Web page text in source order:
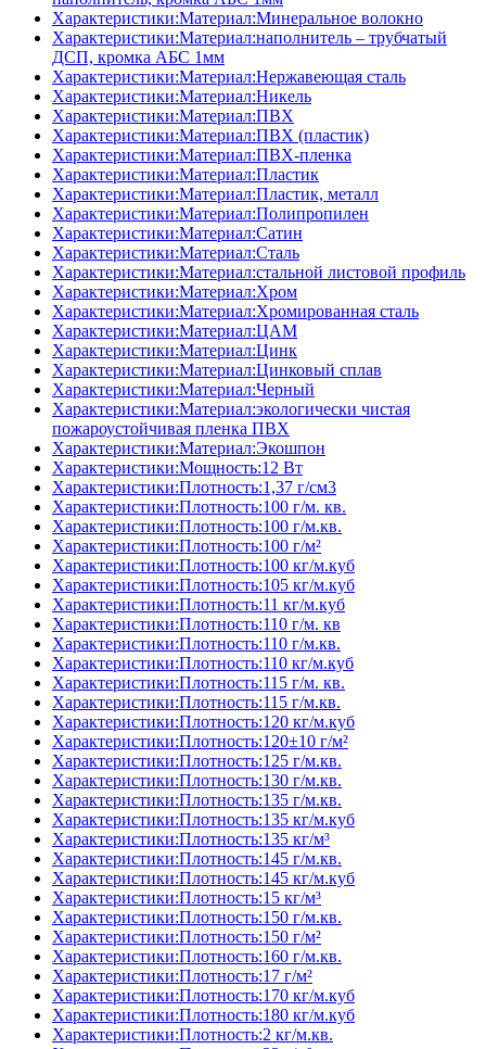
Характеристики:Материал:Минеральное волокно
Характеристики:Материал:наполнитель – трубчатый
ДСП, кромка AБC 1мм
Характеристики:Материал:Нержавеющая сталь
Характеристики:Материал:Никель
Характеристики:Материал:ПВХ
Характеристики:Материал:ПВХ (пластик)
Характеристики:Материал:ПВХ-пленка
Характеристики:Материал:Пластик
Характеристики:Материал:Пластик, металл
Характеристики:Материал:Полипропилен
Характеристики:Материал:Сатин
Характеристики:Материал:Сталь
Характеристики:Материал:стальной листовой профиль
Характеристики:Материал:Хром
Характеристики:Материал:Хромированная сталь
Характеристики:Материал:ЦАМ
Характеристики:Материал:Цинк
Характеристики:Материал:Цинковый сплав
Характеристики:Материал:Черный
Характеристики:Материал:экологически чистая
пожароустойчивая пленка ПВХ
Характеристики:Материал:Экошпон
Характеристики:Мощность:12 Вт
Характеристики:Плотность:1,37 г/см3
Характеристики:Плотность:100 г/м. кв.
Характеристики:Плотность:100 г/м.кв.
Характеристики:Плотность:100 г/м²
Характеристики:Плотность:100 кг/м.куб
Характеристики:Плотность:105 кг/м.куб
Характеристики:Плотность:11 кг/м.куб
Характеристики:Плотность:110 г/м. кв
Характеристики:Плотность:110 г/м.кв.
Характеристики:Плотность:110 кг/м.куб
Характеристики:Плотность:115 г/м. кв.
Характеристики:Плотность:115 г/м.кв.
Характеристики:Плотность:120 кг/м.куб
Характеристики:Плотность:120±10 г/м²
Характеристики:Плотность:125 г/м.кв.
Характеристики:Плотность:130 г/м.кв.
Характеристики:Плотность:135 г/м.кв.
Характеристики:Плотность:135 кг/м.куб
Характеристики:Плотность:135 кг/м³
Характеристики:Плотность:145 г/м.кв.
Характеристики:Плотность:145 кг/м.куб
Характеристики:Плотность:15 кг/м³
Характеристики:Плотность:150 г/м.кв.
Характеристики:Плотность:150 г/м²
Характеристики:Плотность:160 г/м.кв.
Характеристики:Плотность:17 г/м²
Характеристики:Плотность:170 кг/м.куб
Характеристики:Плотность:180 кг/м.куб
Характеристики:Плотность:2 кг/м.кв.